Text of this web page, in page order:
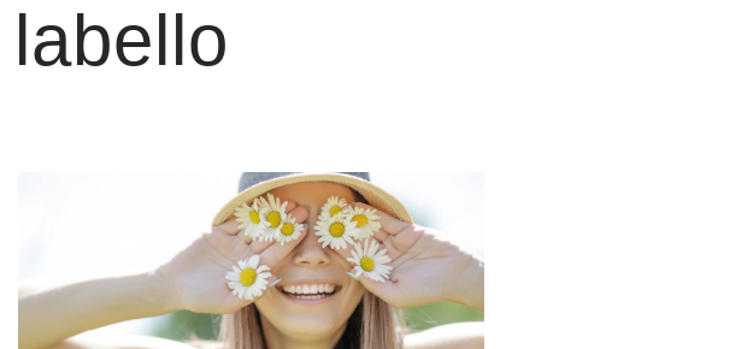
labello